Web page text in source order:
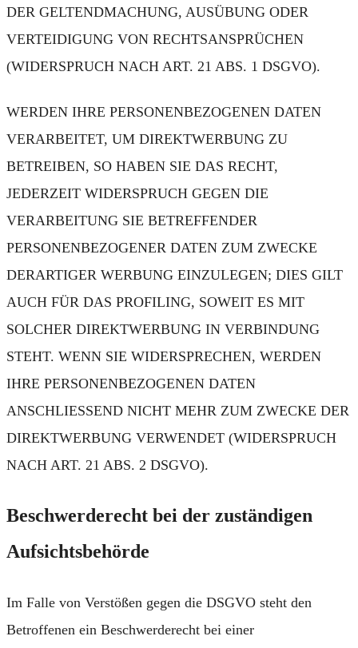
DER GELTENDMACHUNG, AUSÜBUNG ODER
VERTEIDIGUNG VON RECHTSANSPRÜCHEN
(WIDERSPRUCH NACH ART. 21 ABS. 1 DSGVO).
WERDEN IHRE PERSONENBEZOGENEN DATEN
VERARBEITET, UM DIREKTWERBUNG ZU
BETREIBEN, SO HABEN SIE DAS RECHT,
JEDERZEIT WIDERSPRUCH GEGEN DIE
VERARBEITUNG SIE BETREFFENDER
PERSONENBEZOGENER DATEN ZUM ZWECKE
DERARTIGER WERBUNG EINZULEGEN; DIES GILT
AUCH FÜR DAS PROFILING, SOWEIT ES MIT
SOLCHER DIREKTWERBUNG IN VERBINDUNG
STEHT. WENN SIE WIDERSPRECHEN, WERDEN
IHRE PERSONENBEZOGENEN DATEN
ANSCHLIESSEND NICHT MEHR ZUM ZWECKE DER
DIREKTWERBUNG VERWENDET (WIDERSPRUCH
NACH ART. 21 ABS. 2 DSGVO).
Beschwerde­recht bei der zuständigen
Aufsichts­behörde
Im Falle von Verstößen gegen die DSGVO steht den
Betroffenen ein Beschwerderecht bei einer